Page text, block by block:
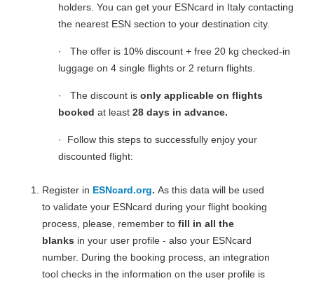
holders. You can get your ESNcard in Italy contacting
the nearest ESN section to your destination city.
· The offer is 10% discount + free 20 kg checked-in
luggage on 4 single flights or 2 return flights.
· The discount is only applicable on flights
booked at least 28 days in advance.
· Follow this steps to successfully enjoy your
discounted flight:
Register in ESNcard.org. As this data will be used
to validate your ESNcard during your flight booking
process, please, remember to fill in all the
blanks in your user profile - also your ESNcard
number. During the booking process, an integration
tool checks in the information on the user profile is